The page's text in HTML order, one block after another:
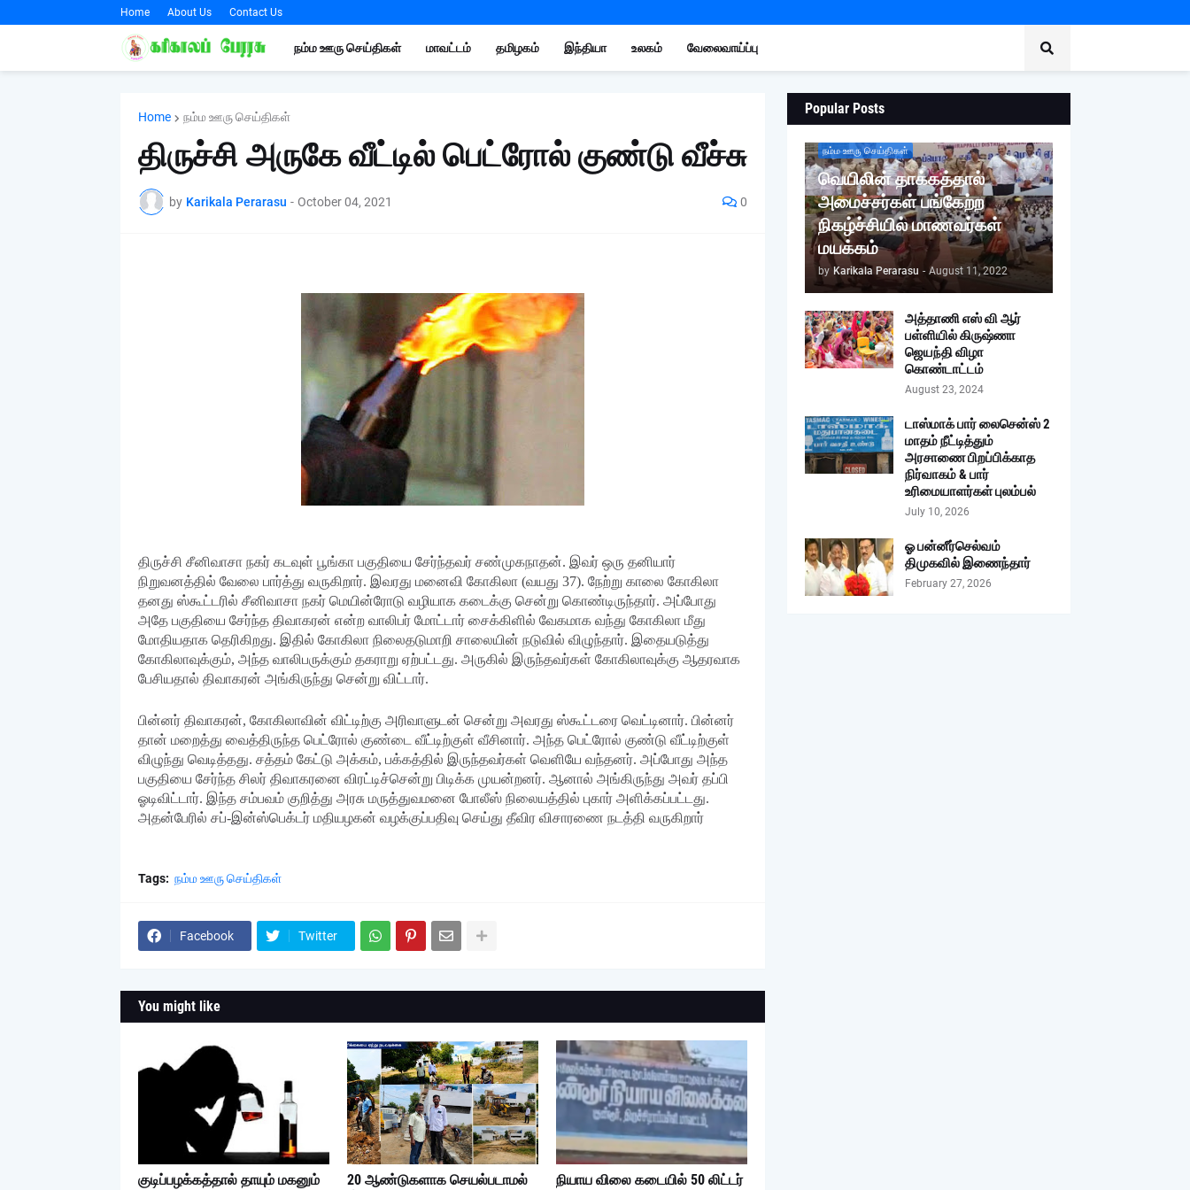
Home About Us Contact Us
நம்ம ஊரு செய்திகள் மாவட்டம் தமிழகம் இந்தியா உலகம் வேலைவாய்ப்பு
Home நம்ம ஊரு செய்திகள்
திருச்சி அருகே வீட்டில் பெட்ரோல் குண்டு வீச்சு
by Karikala Perarasu - October 04, 2021 0
திருச்சி சீனிவாசா நகர் கடவுள் பூங்கா பகுதியை சேர்ந்தவர் சண்முகநாதன். இவர் ஒரு தனியார்
நிறுவனத்தில் வேலை பார்த்து வருகிறார். இவரது மனைவி கோகிலா (வயது 37). நேற்று காலை கோகிலா
தனது ஸ்கூட்டரில் சீனிவாசா நகர் மெயின்ரோடு வழியாக கடைக்கு சென்று கொண்டிருந்தார். அப்போது
அதே பகுதியை சேர்ந்த திவாகரன் என்ற வாலிபர் மோட்டார் சைக்கிளில் வேகமாக வந்து கோகிலா மீது
மோதியதாக தெரிகிறது. இதில் கோகிலா நிலைதடுமாறி சாலையின் நடுவில் விழுந்தார். இதையடுத்து
கோகிலாவுக்கும், அந்த வாலிபருக்கும் தகராறு ஏற்பட்டது. அருகில் இருந்தவர்கள் கோகிலாவுக்கு ஆதரவாக
பேசியதால் திவாகரன் அங்கிருந்து சென்று விட்டார்.
பின்னர் திவாகரன், கோகிலாவின் விட்டிற்கு அரிவாளுடன் சென்று அவரது ஸ்கூட்டரை வெட்டினார். பின்னர்
தான் மறைத்து வைத்திருந்த பெட்ரோல் குண்டை வீட்டிற்குள் வீசினார். அந்த பெட்ரோல் குண்டு வீட்டிற்குள்
விழுந்து வெடித்தது. சத்தம் கேட்டு அக்கம், பக்கத்தில் இருந்தவர்கள் வெளியே வந்தனர். அப்போது அந்த
பகுதியை சேர்ந்த சிலர் திவாகரனை விரட்டிச்சென்று பிடிக்க முயன்றனர். ஆனால் அங்கிருந்து அவர் தப்பி
ஓடிவிட்டார். இந்த சம்பவம் குறித்து அரசு மருத்துவமனை போலீஸ் நிலையத்தில் புகார் அளிக்கப்பட்டது.
அதன்பேரில் சப்-இன்ஸ்பெக்டர் மதியழகன் வழக்குப்பதிவு செய்து தீவிர விசாரணை நடத்தி வருகிறார்
Tags: நம்ம ஊரு செய்திகள்
Facebook Twitter
You might like
குடிப்பழக்கத்தால் தாயும் மகனும்
20 ஆண்டுகளாக செயல்படாமல்
நியாய விலை கடையில் 50 லிட்டர்
Popular Posts
நம்ம ஊரு செய்திகள்
வெயிலின் தாக்கத்தால்
அமைச்சர்கள் பங்கேற்ற
நிகழ்ச்சியில் மாணவர்கள்
மயக்கம்
by Karikala Perarasu - August 11, 2022
அத்தாணி எஸ் வி ஆர்
பள்ளியில் கிருஷ்ணா
ஜெயந்தி விழா
கொண்டாட்டம்
August 23, 2024
டாஸ்மாக் பார் லைசென்ஸ் 2
மாதம் நீட்டித்தும்
அரசாணை பிறப்பிக்காத
நிர்வாகம் & பார்
உரிமையாளர்கள் புலம்பல்
July 10, 2026
ஓ பன்னீர்செல்வம்
திமுகவில் இணைந்தார்
February 27, 2026